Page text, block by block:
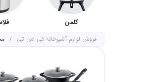
فلاسک
فروش لوازم آشپزخانه کی اس تی /